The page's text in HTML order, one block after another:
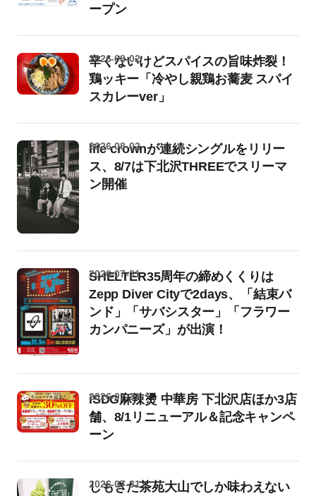
ープン
辛くないけどスパイスの旨味炸裂！
鶏ッキー「冷やし親鶏お蕎麦 スパイ
スカレーver」
2026-08-02
life crownが連続シングルをリリー
ス、8/7は下北沢THREEでスリーマ
ン開催
2026-08-02
SHELTER35周年の締めくくりは
Zepp Diver Cityで2days、「結束バ
ンド」「サバシスター」「フラワー
カンパニーズ」が出演！
2026-07-31
iSDG麻辣燙 中華房 下北沢店ほか3店
舗、8/1リニューアル＆記念キャンペ
ーン
2026-07-31
しもきた茶苑大山でしか味わえない
2026-07-31